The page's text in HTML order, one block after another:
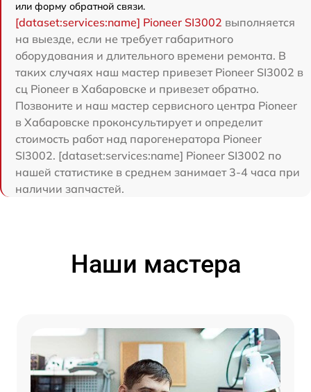
или форму обратной связи.
[dataset:services:name] Pioneer SI3002 выполняется
на выезде, если не требует габаритного
оборудования и длительного времени ремонта. В
таких случаях наш мастер привезет Pioneer SI3002 в
сц Pioneer в Хабаровске и привезет обратно.
Позвоните и наш мастер сервисного центра Pioneer
в Хабаровске проконсультирует и определит
стоимость работ над парогенератора Pioneer
SI3002. [dataset:services:name] Pioneer SI3002 по
нашей статистике в среднем занимает 3-4 часа при
наличии запчастей.
Наши мастера